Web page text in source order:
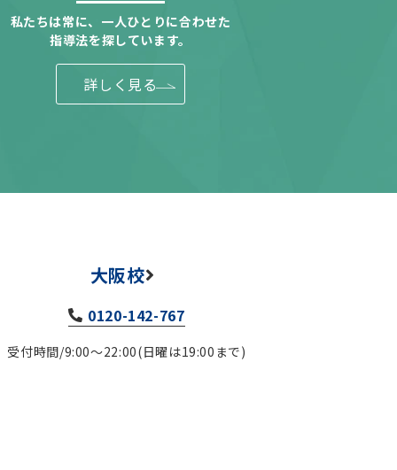
私たちは常に、一人ひとりに合わせた
指導法を探しています。
詳しく見る
大阪校
0120-142-767
受付時間/9:00～22:00(日曜は19:00まで)